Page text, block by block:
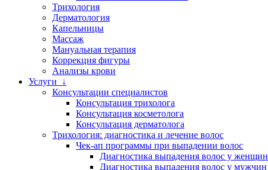
Трихология
Дерматология
Капельницы
Массаж
Мануальная терапия
Коррекция фигуры
Анализы крови
Услуги ↓
Консультации специалистов
Консультация трихолога
Консультация косметолога
Консультация дерматолога
Трихология: диагностика и лечение волос
Чек-ап программы при выпадении волос
Диагностика выпадения волос у женщин
Диагностика выпадения волос у мужчин